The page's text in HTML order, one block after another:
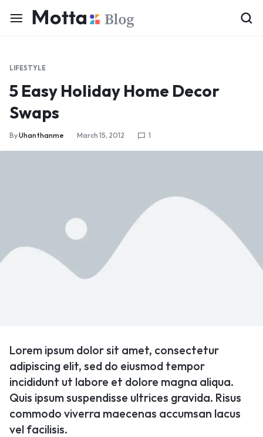
LIFESTYLE
5 Easy Holiday Home Decor
Swaps
ByUhanthanme March 15, 2012 1
Lorem ipsum dolor sit amet, consectetur
adipiscing elit, sed do eiusmod tempor
incididunt ut labore et dolore magna aliqua.
Quis ipsum suspendisse ultrices gravida. Risus
commodo viverra maecenas accumsan lacus
vel facilisis.